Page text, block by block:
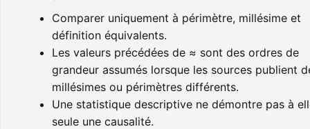
Comparer uniquement à périmètre, millésime et
définition équivalents.
Les valeurs précédées de ≈ sont des ordres de
grandeur assumés lorsque les sources publient
millésimes ou périmètres différents.
Une statistique descriptive ne démontre pas à
seule une causalité.